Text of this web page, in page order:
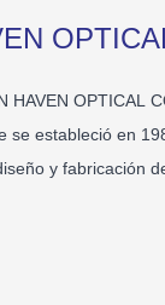
HAVEN OPTICAL
se estableció en
y fabricación
campos,
aquí.